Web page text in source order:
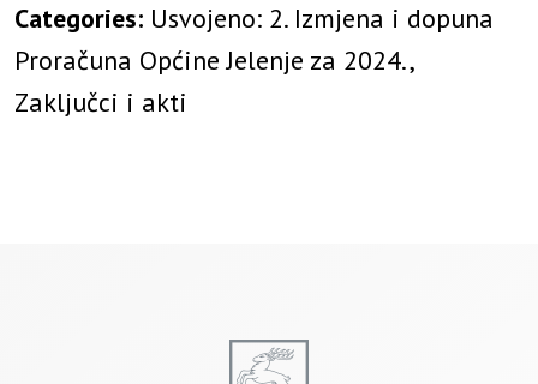
Categories: Usvojeno: 2. Izmjena i dopuna
Proračuna Općine Jelenje za 2024.,
Zaključci i akti